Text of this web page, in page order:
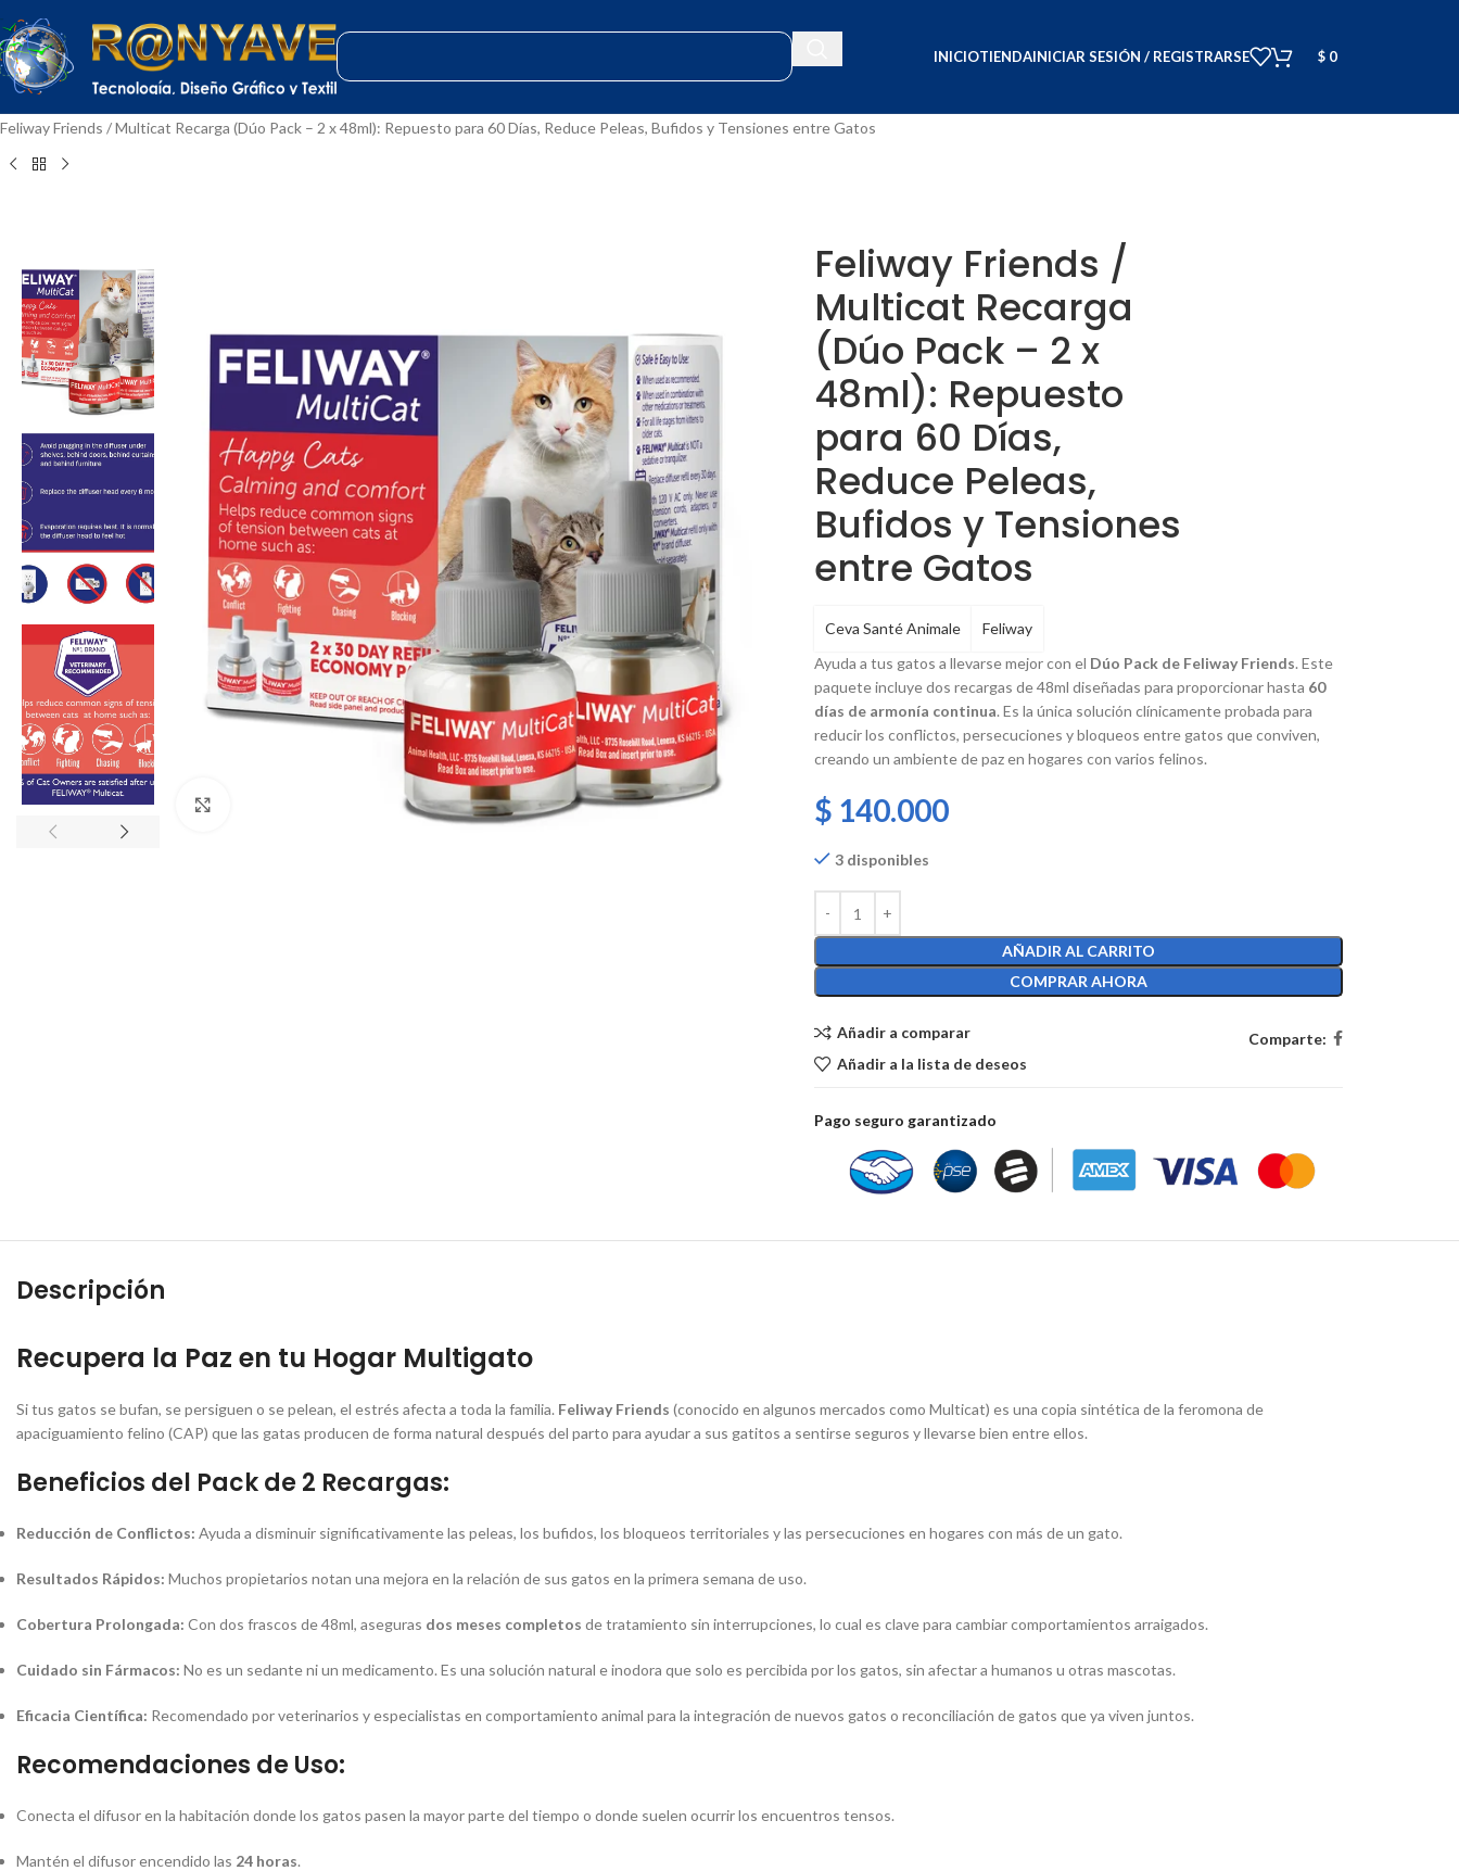
INICIOTIENDAINICIAR SESIÓN / REGISTRARSE $ 0
Feliway Friends / Multicat Recarga (Dúo Pack – 2 x 48ml): Repuesto para 60 Días, Reduce Peleas, Bufidos y Tensiones entre Gatos
Feliway Friends /
Multicat Recarga
(Dúo Pack – 2 x
48ml): Repuesto
para 60 Días,
Reduce Peleas,
Bufidos y Tensiones
entre Gatos
Ceva Santé Animale
Feliway
Ayuda a tus gatos a llevarse mejor con el Dúo Pack de Feliway Friends. Este
paquete incluye dos recargas de 48ml diseñadas para proporcionar hasta 60
días de armonía continua. Es la única solución clínicamente probada para
reducir los conflictos, persecuciones y bloqueos entre gatos que conviven,
creando un ambiente de paz en hogares con varios felinos.
$ 140.000
3 disponibles
AÑADIR AL CARRITO
COMPRAR AHORA
Añadir a comparar
Añadir a la lista de deseos
Comparte:
Pago seguro garantizado
Descripción
Recupera la Paz en tu Hogar Multigato
Si tus gatos se bufan, se persiguen o se pelean, el estrés afecta a toda la familia. Feliway Friends (conocido en algunos mercados como Multicat) es una copia sintética de la feromona de
apaciguamiento felino (CAP) que las gatas producen de forma natural después del parto para ayudar a sus gatitos a sentirse seguros y llevarse bien entre ellos.
Beneficios del Pack de 2 Recargas:
Reducción de Conflictos: Ayuda a disminuir significativamente las peleas, los bufidos, los bloqueos territoriales y las persecuciones en hogares con más de un gato.
Resultados Rápidos: Muchos propietarios notan una mejora en la relación de sus gatos en la primera semana de uso.
Cobertura Prolongada: Con dos frascos de 48ml, aseguras dos meses completos de tratamiento sin interrupciones, lo cual es clave para cambiar comportamientos arraigados.
Cuidado sin Fármacos: No es un sedante ni un medicamento. Es una solución natural e inodora que solo es percibida por los gatos, sin afectar a humanos u otras mascotas.
Eficacia Científica: Recomendado por veterinarios y especialistas en comportamiento animal para la integración de nuevos gatos o reconciliación de gatos que ya viven juntos.
Recomendaciones de Uso:
Conecta el difusor en la habitación donde los gatos pasen la mayor parte del tiempo o donde suelen ocurrir los encuentros tensos.
Mantén el difusor encendido las 24 horas.